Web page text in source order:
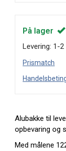
På lager
Levering: 1-
Prismatch
Alubakke til
opbevaring og
Med målene